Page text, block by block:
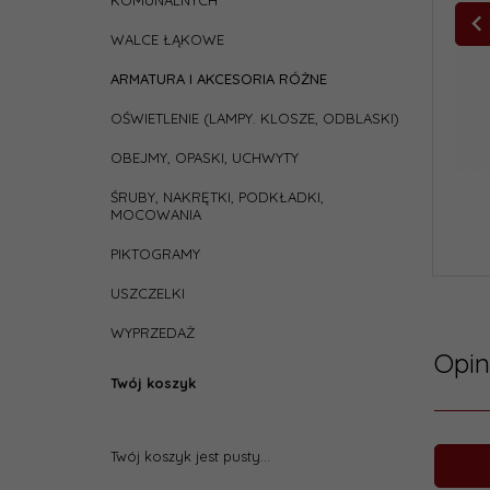
WALCE ŁĄKOWE
ARMATURA I AKCESORIA RÓŻNE
OŚWIETLENIE (LAMPY. KLOSZE, ODBLASKI)
OBEJMY, OPASKI, UCHWYTY
ŚRUBY, NAKRĘTKI, PODKŁADKI,
MOCOWANIA
PIKTOGRAMY
USZCZELKI
WYPRZEDAŻ
Twój koszyk
Twój koszyk jest pusty...